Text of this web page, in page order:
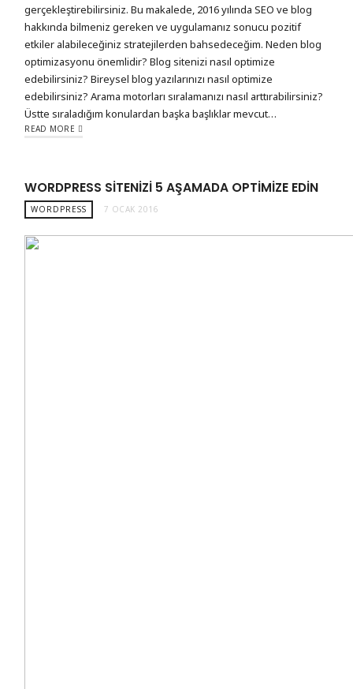
gerçekleştirebilirsiniz. Bu makalede, 2016 yılında SEO ve blog
hakkında bilmeniz gereken ve uygulamanız sonucu pozitif
etkiler alabileceğiniz stratejilerden bahsedeceğim. Neden blog
optimizasyonu önemlidir? Blog sitenizi nasıl optimize
edebilirsiniz? Bireysel blog yazılarınızı nasıl optimize
edebilirsiniz? Arama motorları sıralamanızı nasıl arttırabilirsiniz?
Üstte sıraladığım konulardan başka başlıklar mevcut…
READ MORE
WORDPRESS SITENIZI 5 AŞAMADA OPTIMIZE EDIN
WORDPRESS 7 OCAK 2016